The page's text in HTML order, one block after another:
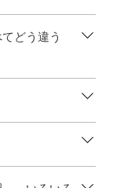
どう違う